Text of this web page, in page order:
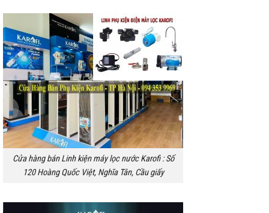
Cửa hàng bán Linh kiện máy lọc nước Karofi : Số
120 Hoàng Quốc Việt, Nghĩa Tân, Cầu giấy